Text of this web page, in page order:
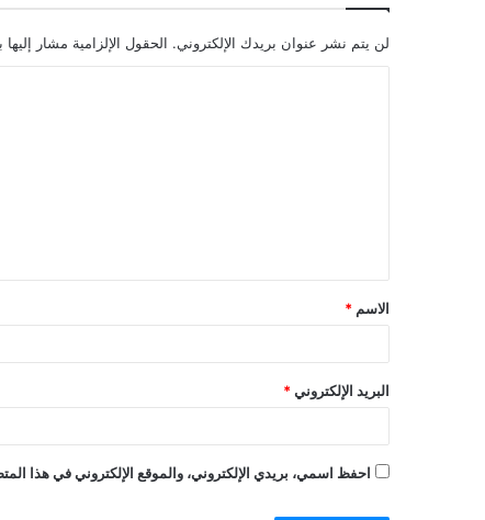
لن يتم نشر عنوان بريدك الإلكتروني. الحقول الإلزامية مشار إليها
الاسم *
البريد الإلكتروني *
احفظ اسمي، بريدي الإلكتروني، والموقع الإلكتروني في هذا